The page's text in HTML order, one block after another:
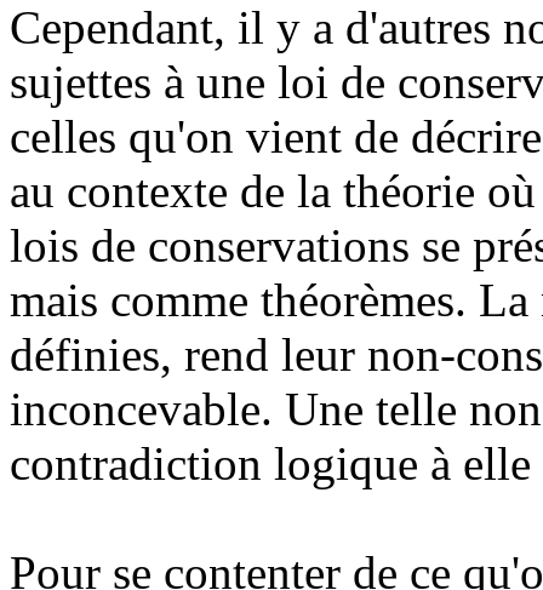
Cependant, il y a d'autres
sujettes à une loi de
celles qu'on vient de
au contexte de la théorie
lois de conservations se
mais comme théorèmes.
définies, rend leur non-
inconcevable. Une telle
contradiction logique à
Pour se contenter de ce